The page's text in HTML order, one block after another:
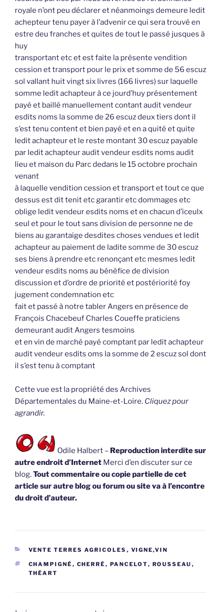
royale n’ont peu déclarer et néanmoings demeure ledit
achepteur tenu payer à l’advenir ce qui sera trouvé en
estre deu franches et quites de tout le passé jusques à
huy
transportant etc et est faite la présente vendition
cession et transport pour le prix et somme de 56 escuz
sol vallant huit vingt six livres (166 livres) sur laquelle
somme ledit achapteur à ce jourd’huy présentement
payé et baillé manuellement contant audit vendeur
esdits noms la somme de 26 escuz deux tiers dont il
s’est tenu content et bien payé et en a quité et quite
ledit achapteur et le reste montant 30 escuz payable
par ledit achapteur audit vendeur esdits noms audit
lieu et maison du Parc dedans le 15 octobre prochain
venant
à laquelle vendition cession et transport et tout ce que
dessus est dit tenit etc garantir etc dommages etc
oblige ledit vendeur esdits noms et en chacun d’iceulx
seul et pour le tout sans division de personne ne de
biens au garantaige desdites choses vendues et ledit
achapteur au paiement de ladite somme de 30 escuz
ses biens à prendre etc renonçant etc mesmes ledit
vendeur esdits noms au bénéfice de division
discussion et d’ordre de priorité et postériorité foy
jugement condemnation etc
fait et passé à notre tabler Angers en présence de
François Chacebeuf Charles Coueffe praticiens
demeurant audit Angers tesmoins
et en vin de marché payé comptant par ledit achapteur
audit vendeur esdits oms la somme de 2 escuz sol dont
il s’est tenu à comptant
Cette vue est la propriété des Archives
Départementales du Maine-et-Loire. Cliquez pour
agrandir.
Odile Halbert – Reproduction interdite sur
autre endroit d’Internet Merci d’en discuter sur ce
blog.Tout commentaire ou copie partielle de cet
article sur autre blog ou forum ou site va à l’encontre
du droit d’auteur.
CATÉGORIES
VENTE TERRES AGRICOLES , VIGNE,VIN
ÉTIQUETTES
CHAMPIGNÉ , CHERRÉ , PANCELOT, ROUSSEAU ,
THÉART